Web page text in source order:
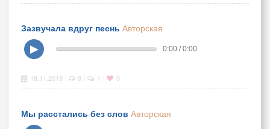
Зазвучала вдруг песнь Авторская
▶
0:00 / 0:00
18.11.2019 8 1 0
Мы расстались без слов Авторская